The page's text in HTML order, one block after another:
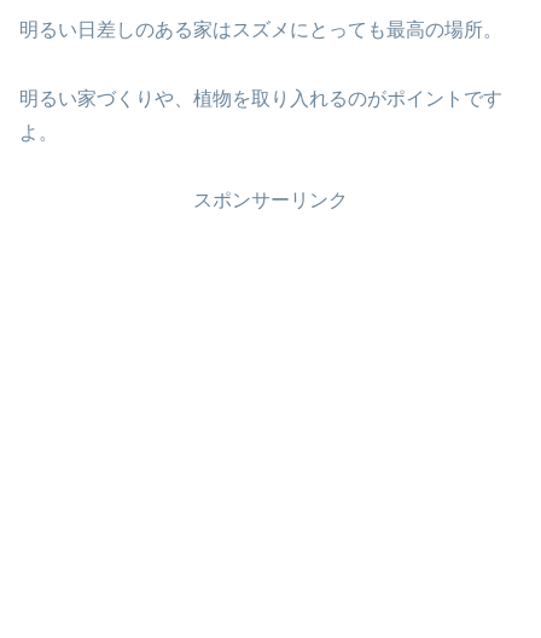
明るい日差しのある家はスズメにとっても最高の場所。
明るい家づくりや、植物を取り入れるのがポイントです
よ。
スポンサーリンク